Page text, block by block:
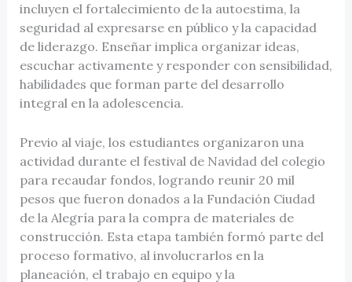
incluyen el fortalecimiento de la autoestima, la
seguridad al expresarse en público y la capacidad
de liderazgo. Enseñar implica organizar ideas,
escuchar activamente y responder con sensibilidad,
habilidades que forman parte del desarrollo
integral en la adolescencia.
Previo al viaje, los estudiantes organizaron una
actividad durante el festival de Navidad del colegio
para recaudar fondos, logrando reunir 20 mil
pesos que fueron donados a la Fundación Ciudad
de la Alegría para la compra de materiales de
construcción. Esta etapa también formó parte del
proceso formativo, al involucrarlos en la
planeación, el trabajo en equipo y la